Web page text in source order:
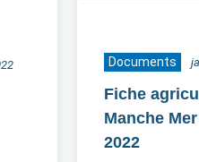
Documents
Fiche
Manche
2022